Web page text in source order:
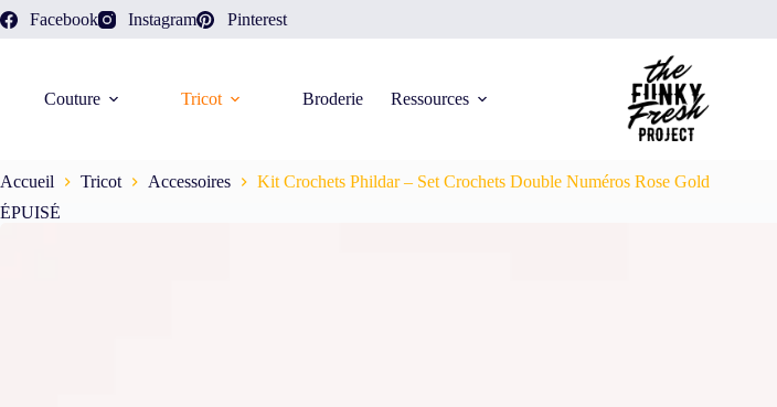
Facebook Instagram Pinterest
Couture Tricot Broderie Ressources
Accueil Tricot Accessoires
Kit Crochets Phildar – Set Crochets Double Numéros Rose Gold
ÉPUISÉ